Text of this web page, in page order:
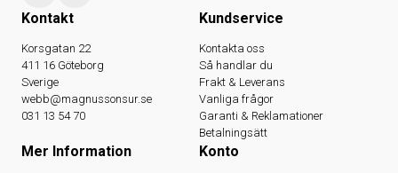
Kontakt
Korsgatan 22
411 16 Göteborg
Sverige
webb@magnussonsur.se
031 13 54 70
Kundservice
Kontakta oss
Så handlar du
Frakt & Leverans
Vanliga frågor
Garanti & Reklamationer
Betalningsätt
Mer Information Konto